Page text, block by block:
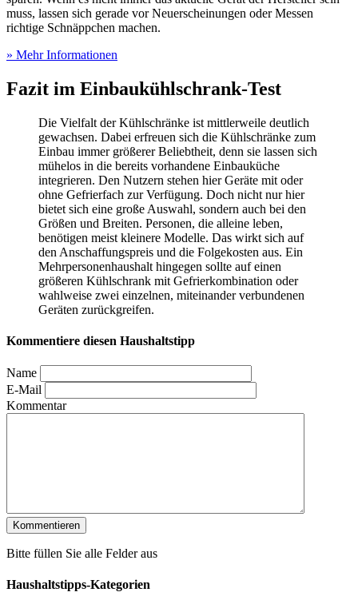
muss, lassen sich gerade vor Neuerscheinungen oder Messen
richtige Schnäppchen machen.
» Mehr Informationen
Fazit im Einbaukühlschrank-Test
Die Vielfalt der Kühlschränke ist mittlerweile deutlich
gewachsen. Dabei erfreuen sich die Kühlschränke zum
Einbau immer größerer Beliebtheit, denn sie lassen sich
mühelos in die bereits vorhandene Einbauküche
integrieren. Den Nutzern stehen hier Geräte mit oder
ohne Gefrierfach zur Verfügung. Doch nicht nur hier
bietet sich eine große Auswahl, sondern auch bei den
Größen und Breiten. Personen, die alleine leben,
benötigen meist kleinere Modelle. Das wirkt sich auf
den Anschaffungspreis und die Folgekosten aus. Ein
Mehrpersonenhaushalt hingegen sollte auf einen
größeren Kühlschrank mit Gefrierkombination oder
wahlweise zwei einzelnen, miteinander verbundenen
Geräten zurückgreifen.
Kommentiere diesen Haushaltstipp
Name
E-Mail
Kommentar
Bitte füllen Sie alle Felder aus
Haushaltstipps-Kategorien